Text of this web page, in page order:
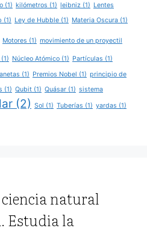
(1) kilómetros (1) leibniz (1) Lentes
(1) Ley de Hubble (1) Materia Oscura (1)
Motores (1) movimiento de un proyectil
(1) Núcleo Atómico (1) Partículas (1)
(1) Premios Nobel (1) principio de
(1) Qubit (1) Quásar (1) sistema
(2) Sol (1) Tuberías (1) yardas (1)
ciencia natural
Estudia la